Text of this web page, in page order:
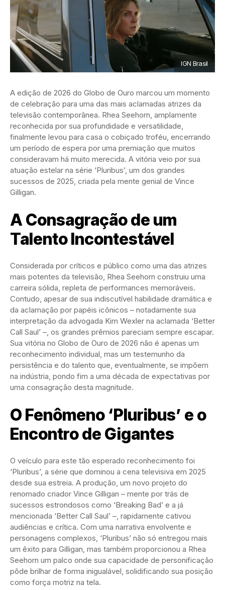
IGN Brasil
A edição de 2026 do Globo de Ouro marcou um momento
de celebração para uma das mais aclamadas atrizes da
televisão contemporânea. Rhea Seehorn, amplamente
reconhecida por sua profundidade e versatilidade,
finalmente levou para casa o cobiçado troféu, encerrando
um período de espera por uma premiação que muitos
consideravam há muito merecida. A vitória veio por sua
atuação estelar na série ‘Pluribus’, um dos grandes
sucessos de 2025, criada pela mente genial de Vince
Gilligan.
A Consagração de um
Talento Incontestável
Considerada por críticos e público como uma das atrizes
mais potentes da televisão, Rhea Seehorn construiu uma
carreira sólida, repleta de performances memoráveis.
Contudo, apesar de sua indiscutível habilidade dramática e
da aclamação por papéis icônicos – notadamente sua
interpretação da advogada Kim Wexler na aclamada ‘Better
Call Saul’ –, os grandes prêmios pareciam sempre escapar.
Sua vitória no Globo de Ouro de 2026 não é apenas um
reconhecimento individual, mas um testemunho da
persistência e do talento que, eventualmente, se impõem
na indústria, pondo fim a uma década de expectativas por
uma consagração desta magnitude.
O Fenômeno ‘Pluribus’ e o
Encontro de Gigantes
O veículo para este tão esperado reconhecimento foi
‘Pluribus’, a série que dominou a cena televisiva em 2025
desde sua estreia. A produção, um novo projeto do
renomado criador Vince Gilligan – mente por trás de
sucessos estrondosos como ‘Breaking Bad’ e a já
mencionada ‘Better Call Saul’ –, rapidamente cativou
audiências e crítica. Com uma narrativa envolvente e
personagens complexos, ‘Pluribus’ não só entregou mais
um êxito para Gilligan, mas também proporcionou a Rhea
Seehorn um palco onde sua capacidade de personificação
pôde brilhar de forma inigualável, solidificando sua posição
como força motriz na tela.